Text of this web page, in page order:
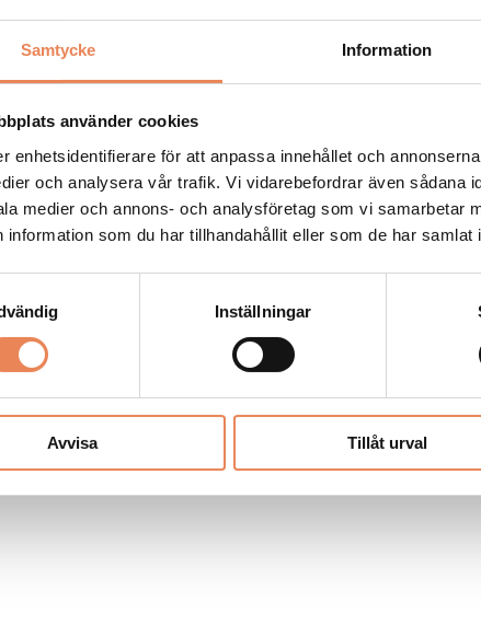
Samtycke Information
använder cookies
enhetsidentifierare för att anpassa innehållet och
och analysera vår trafik. Vi vidarebefordrar även sådana
medier och annons- och analysföretag som vi samarbetar
information som du har tillhandahållit eller som de har
Inställningar
Avvisa Tillåt urval
Allt material på besoksliv.se
enligt lagen om
OM BESÖKSLIV PRENUMERERA